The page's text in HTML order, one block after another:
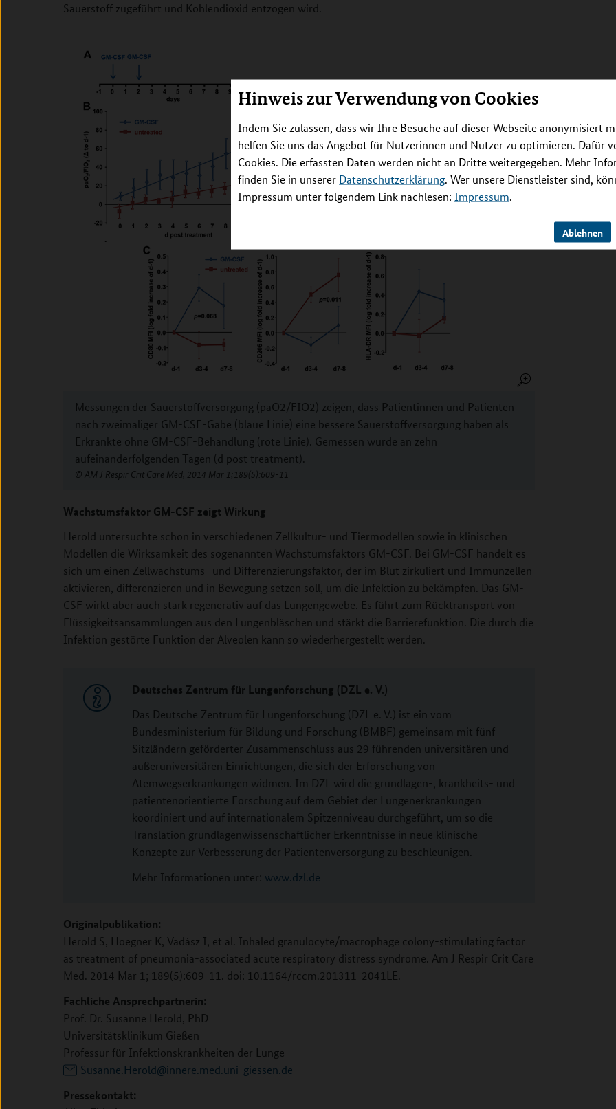
Hinweis zur Verwendung von Cookies
Indem Sie zulassen, dass wir Ihre Besuche auf dieser Webseite anonymisiert
helfen Sie uns das Angebot für Nutzerinnen und Nutzer zu optimieren. Dafür
Cookies. Die erfassten Daten werden nicht an Dritte weitergegeben. Mehr
finden Sie in unserer Datenschutzerklärung. Wer unsere Dienstleister sind,
Impressum unter folgendem Link nachlesen: Impressum.
Ablehnen
Sauerstoff zugeführt und Kohlendioxid entzogen wird.
Messungen der Sauerstoffversorgung (paO2/FIO2) zeigen, dass Patientinnen und Patienten
nach zweimaliger GM-CSF-Gabe (blaue Linie) eine bessere Sauerstoffversorgung haben als
Erkrankte ohne GM-CSF-Behandlung (rote Linie). Gemessen wurde an zehn
aufeinanderfolgenden Tagen (d post treatment).
AM J Respir Crit Care Med, 2014 Mar 1;189(5):609-11
Wachstumsfaktor GM-CSF zeigt Wirkung
Herold untersuchte schon in verschiedenen Zellkultur- und Tiermodellen sowie in klinischen
Modellen die Wirksamkeit des sogenannten Wachstumsfaktors GM-CSF. Bei GM-CSF handelt es
sich um einen Zellwachstums- und Differenzierungsfaktor, der im Blut zirkuliert und Immunzellen
aktivieren, differenzieren und in Bewegung setzen soll, um die Infektion zu bekämpfen. Das GM-
CSF wirkt aber auch stark regenerativ auf das Lungengewebe. Es führt zum Rücktransport von
Flüssigkeitsansammlungen aus den Lungenbläschen und stärkt die Barrierefunktion. Die durch die
Infektion gestörte Funktion der Alveolen kann so wiederhergestellt werden.
Deutsches Zentrum für Lungenforschung (DZL e. V.)
Das Deutsche Zentrum für Lungenforschung (DZL e. V.) ist ein vom
Bundesministerium für Bildung und Forschung (BMBF) gemeinsam mit fünf
Sitzländern geförderter Zusammenschluss aus 29 führenden universitären und
außeruniversitären Einrichtungen, die sich der Erforschung von
Atemwegserkrankungen widmen. Im DZL wird die grundlagen-, krankheits- und
patientenorientierte Forschung auf dem Gebiet der Lungenerkrankungen
koordiniert und auf internationalem Spitzenniveau durchgeführt, um so die
Translation grundlagenwissenschaftlicher Erkenntnisse in neue klinische
Konzepte zur Verbesserung der Patientenversorgung zu beschleunigen.
Mehr Informationen unter: www.dzl.de
Originalpublikation:
Herold S, Hoegner K, Vadász I, et al. Inhaled granulocyte/macrophage colony-stimulating factor
as treatment of pneumonia-associated acute respiratory distress syndrome. Am J Respir Crit Care
Med. 2014 Mar 1; 189(5):609-11. doi: 10.1164/rccm.201311-2041LE.
Fachliche Ansprechpartnerin:
Prof. Dr. Susanne Herold, PhD
Universitätsklinikum Gießen
Professur für Infektionskrankheiten der Lunge
Susanne.Herold@innere.med.uni-giessen.de
Pressekontakt: